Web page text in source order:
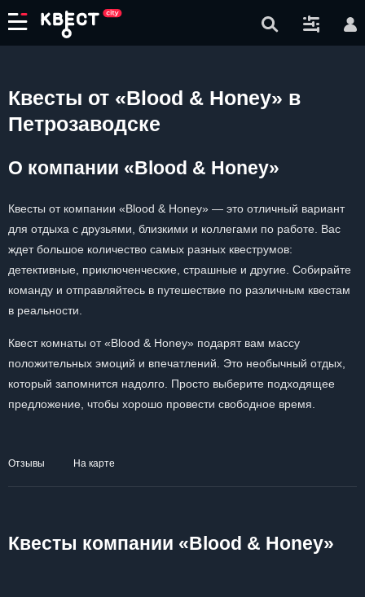
Квесты от «Blood & Honey» в
Петрозаводске
О компании «Blood & Honey»
Квесты от компании «Blood & Honey» — это отличный вариант
для отдыха с друзьями, близкими и коллегами по работе. Вас
ждет большое количество самых разных квеструмов:
детективные, приключенческие, страшные и другие. Собирайте
команду и отправляйтесь в путешествие по различным квестам
в реальности.
Квест комнаты от «Blood & Honey» подарят вам массу
положительных эмоций и впечатлений. Это необычный отдых,
который запомнится надолго. Просто выберите подходящее
предложение, чтобы хорошо провести свободное время.
Отзывы На карте
Квесты компании «Blood & Honey»